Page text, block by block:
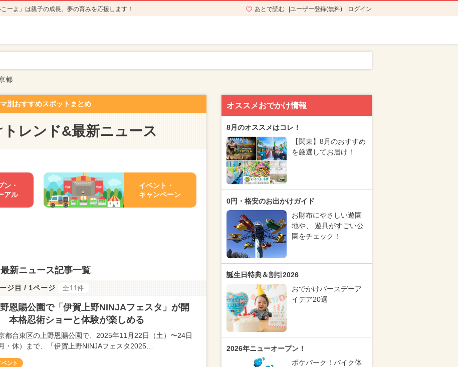
ーよ」は親子の成長、夢の育みを応援します！ あとで読む ユーザー登録(無料) ログイン
都
別おすすめスポットまとめ
レンド&最新ニュース
ン・
アル
イベント・
キャンペーン
新ニュース記事一覧
ジ目 / 1ページ 全11件
恩賜公園で「伊賀上野NINJAフェスタ」が開
本格忍術ショーと体験が楽しめる
都台東区の上野恩賜公園で、2025年11月22日（土）〜24日
月・休）まで、「伊賀上野NINJAフェスタ2025…
ベント
オススメおでかけ情報
8月のオススメはコレ！
【関東】8月のおすすめ
を厳選してお届け！
0円・格安のお出かけガイド
お財布にやさしい遊園
地や、 遊具がすごい公
園をチェック！
誕生日特典＆割引2026
おでかけバースデーア
イデア20選
2026年ニューオープン！
ポケパーク！バイク体